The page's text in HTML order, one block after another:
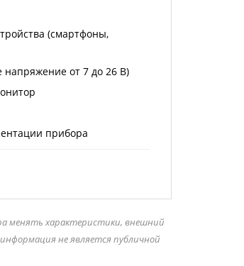
(смартфоны,
напряжение от 7 до 26 В)
прибора
менять характеристики, внешний
не является публичной